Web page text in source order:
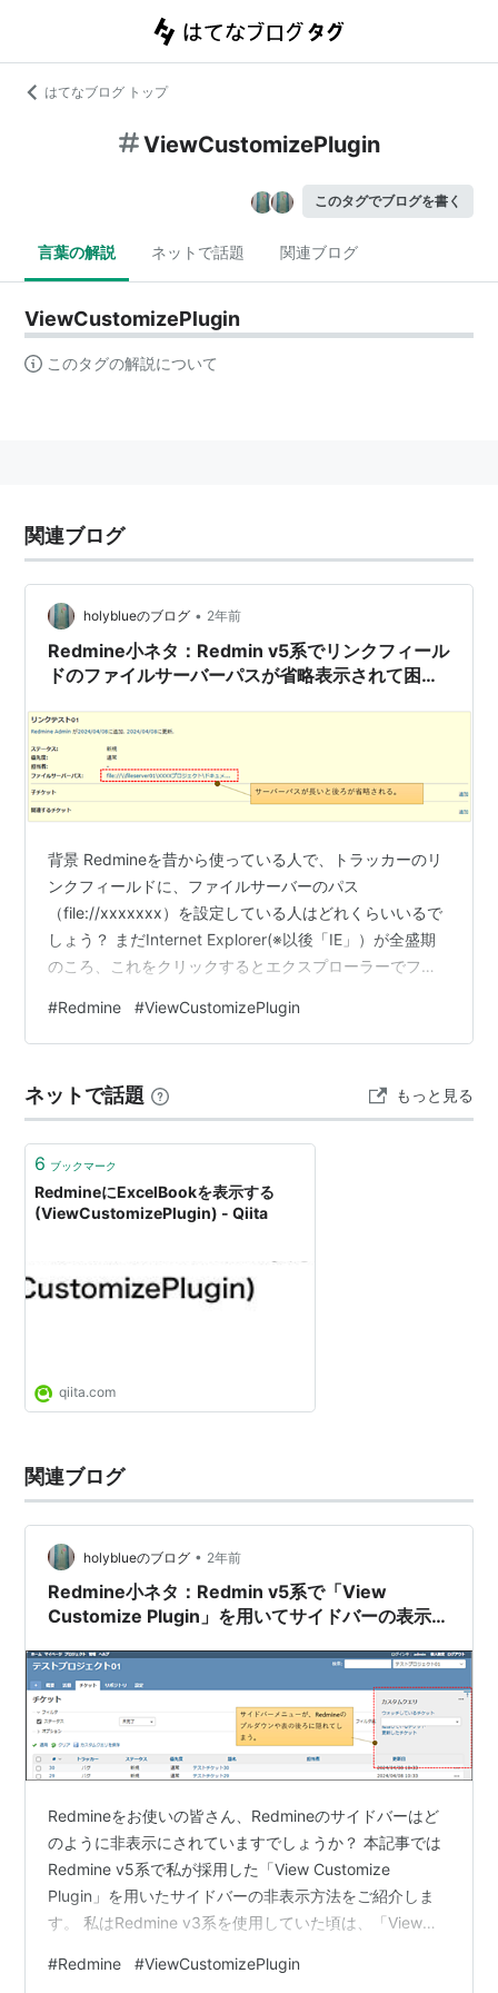
はてなブログ トップ
ViewCustomizePlugin
このタグでブログを書く
言葉の解説 ネットで話題 関連ブログ
ViewCustomizePlugin
このタグの解説について
関連ブログ
holyblueのブログ • 2年前
Redmine小ネタ：Redmin v5系でリンクフィール
ドのファイルサーバーパスが省略表示されて困っ
策の紹介
背景 Redmineを昔から使っている人で、トラッカーのリ
ンクフィールドに、ファイルサーバーのパス
（file://xxxxxxx）を設定している人はどれくらいいるで
しょう？ まだInternet Explorer(※以後「IE」）が全盛期
のころ、これをクリックするとエクスプローラーでファ
りにいる様な気がしています。 私がいたプロジェクトで
もそういう使い方をしている人たちがいました。 月日が
のリンクをクリックしてエクスプローラーを開くには、
Edgeブラウザで且つ色々な条件が必要となりました。
#Redmine #ViewCustomizePlugin
ネットで話題 もっと見る
6 ブックマーク
RedmineにExcelBookを表示する
(ViewCustomizePlugin) - Qiita
qiita.com
関連ブログ
holyblueのブログ • 2年前
Redmine小ネタ：Redmin v5系で「View
Customize Plugin」を用いてサイドバーの表示・
Redmineをお使いの皆さん、Redmineのサイドバーはど
のように非表示にされていますでしょうか？ 本記事では
Redmine v5系で私が採用した「View Customize
Plugin」を用いたサイドバーの非表示方法をご紹介しま
す。 私はRedmine v3系を使用していた頃は、「View
ているスクリプトを使用させて頂いておりました。
#Redmine #ViewCustomizePlugin